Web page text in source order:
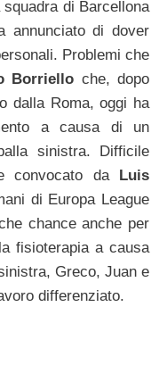
di Barcellona
annunciato di dover
Problemi che
Borriello che, dopo
dalla Roma, oggi ha
a causa di un
sinistra. Difficile
convocato da
Luis
di Europa League
chance anche per
fisioterapia a causa
Greco, Juan e
differenziato.